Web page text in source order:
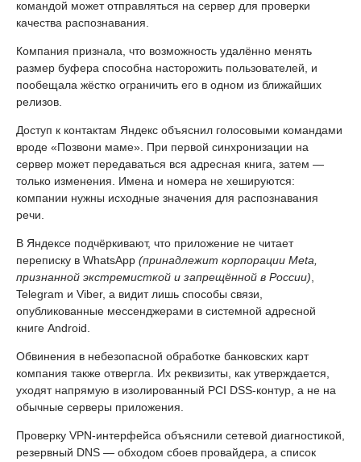
командой может отправляться на сервер для проверки
качества распознавания.
Компания признала, что возможность удалённо менять
размер буфера способна насторожить пользователей, и
пообещала жёстко ограничить его в одном из ближайших
релизов.
Доступ к контактам Яндекс объяснил голосовыми командами
вроде «Позвони маме». При первой синхронизации на
сервер может передаваться вся адресная книга, затем —
только изменения. Имена и номера не хешируются:
компании нужны исходные значения для распознавания
речи.
В Яндексе подчёркивают, что приложение не читает
переписку в WhatsApp (принадлежит корпорации Meta,
признанной экстремисткой и запрещённой в России),
Telegram и Viber, а видит лишь способы связи,
опубликованные мессенджерами в системной адресной
книге Android.
Обвинения в небезопасной обработке банковских карт
компания также отвергла. Их реквизиты, как утверждается,
уходят напрямую в изолированный PCI DSS-контур, а не на
обычные серверы приложения.
Проверку VPN-интерфейса объяснили сетевой диагностикой,
резервный DNS — обходом сбоев провайдера, а список